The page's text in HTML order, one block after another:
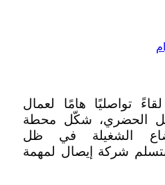
تواصليًا هامًا لعمال
الحضري، شكّل محطة
الشغيلة في ظل
شركة إيصال لمهمة